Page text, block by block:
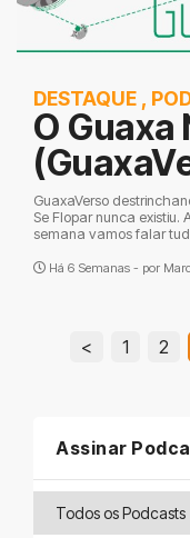
DESTAQUE ,
O Guaxa
GuaxaVerso
Se Flopar nunca existiu.
semana vamos falar
Há 6 Semanas - por
< 1 2
Assinar
Todos os Podcasts